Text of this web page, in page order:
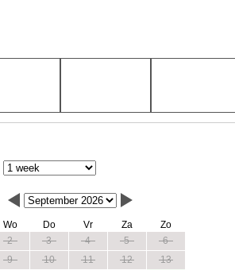
Wo Do Vr Za
Zo
2 3 4 5
6
9 10 11 12
13